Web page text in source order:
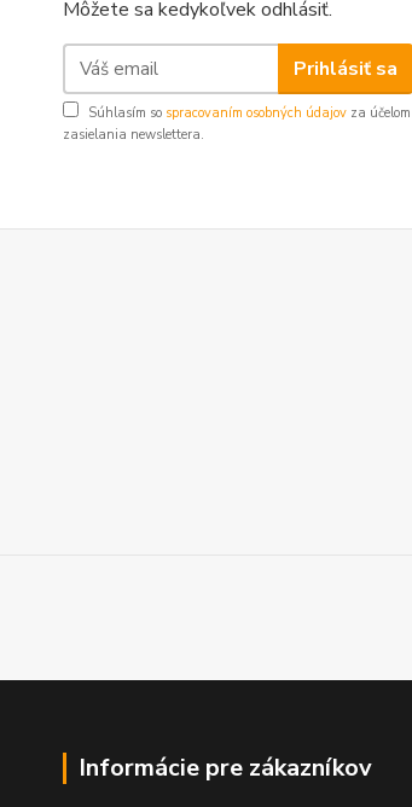
Môžete sa kedykoľvek odhlásiť.
Prihlásiť sa
Súhlasím so spracovaním osobných údajov za účelom
zasielania newslettera.
Informácie pre zákazníkov